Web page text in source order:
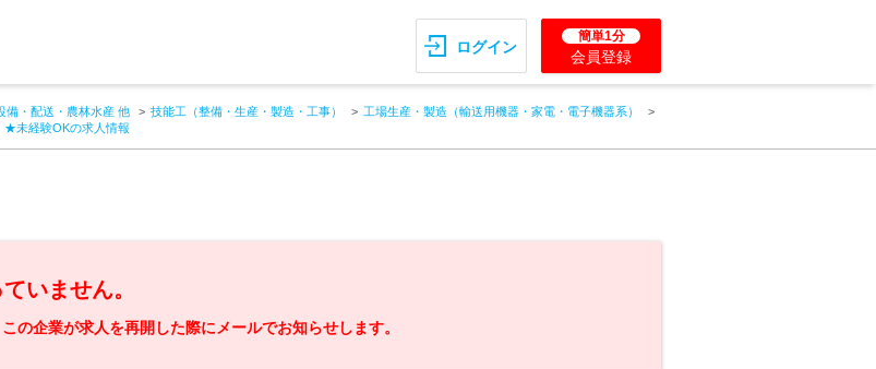
ログイン
簡単1分
会員登録
備・配送・農林水産 他 技能工（整備・生産・製造・工事）
工場生産・製造（輸送用機器・家電・電子機器系）
★未経験OKの求人情報
いません。
の企業が求人を再開した際にメールでお知らせします。